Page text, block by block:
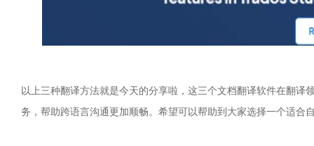
以上三种翻译方法就是今天的分享啦，这三个文档翻译软件在翻
务，帮助跨语言沟通更加顺畅。希望可以帮助到大家选择一个适合